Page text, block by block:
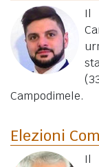
Il
Campodimele.
Elezioni
Il